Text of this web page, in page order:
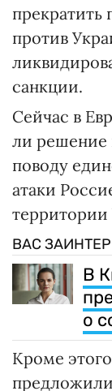
прекратить
против
санкции.
Сейчас в
ли решение
поводу
атаки
территории
ВАС
В
о
Кроме